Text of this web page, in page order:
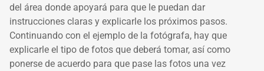
del área donde apoyará para que le puedan dar
instrucciones claras y explicarle los próximos pasos.
Continuando con el ejemplo de la fotógrafa, hay que
explicarle el tipo de fotos que deberá tomar, así como
ponerse de acuerdo para que pase las fotos una vez